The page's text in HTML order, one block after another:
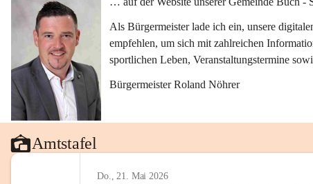
Als Bürgermeister lade ich ein, unsere
empfehlen, um sich mit zahlreichen
sportlichen Leben, Veranstaltungstermine
Bürgermeister Roland Nöhrer
Amtstafel
Do., 21. Mai 2026